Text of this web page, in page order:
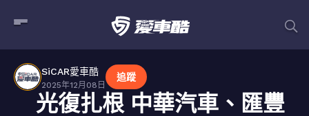
SiCAR愛車酷
2025年12月08日
追蹤
光復扎根 中華汽車、匯豐